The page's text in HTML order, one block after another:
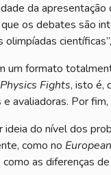
da
os debates são
olimpíadas
um formato
Physics Fights, isto é,
avaliadoras. Por
ideia do nível dos
como no
como as diferenças